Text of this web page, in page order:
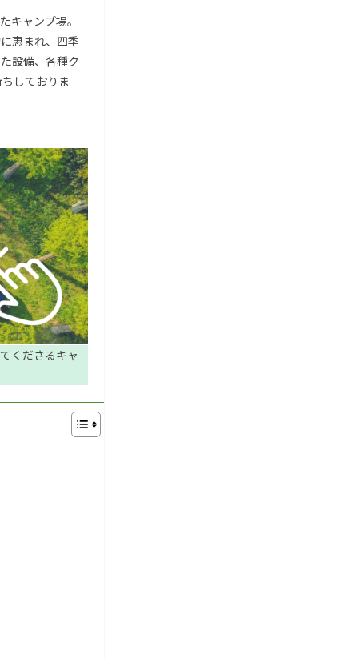
キャンプ場。
恵まれ、四季
設備、各種ク
しておりま
くださるキャ